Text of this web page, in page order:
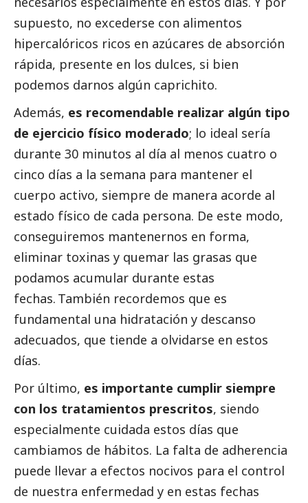
supuesto, no excederse con alimentos
hipercalóricos ricos en azúcares de absorción
rápida, presente en los dulces, si bien
podemos darnos algún caprichito.
Además, es recomendable realizar algún tipo
de ejercicio físico moderado; lo ideal sería
durante 30 minutos al día al menos cuatro o
cinco días a la semana para mantener el
cuerpo activo, siempre de manera acorde al
estado físico de cada persona. De este modo,
conseguiremos mantenernos en forma,
eliminar toxinas y quemar las grasas que
podamos acumular durante estas
fechas. También recordemos que es
fundamental una hidratación y descanso
adecuados, que tiende a olvidarse en estos
días.
Por último, es importante cumplir siempre
con los tratamientos prescritos, siendo
especialmente cuidada estos días que
cambiamos de hábitos. La falta de adherencia
puede llevar a efectos nocivos para el control
de nuestra enfermedad y en estas fechas